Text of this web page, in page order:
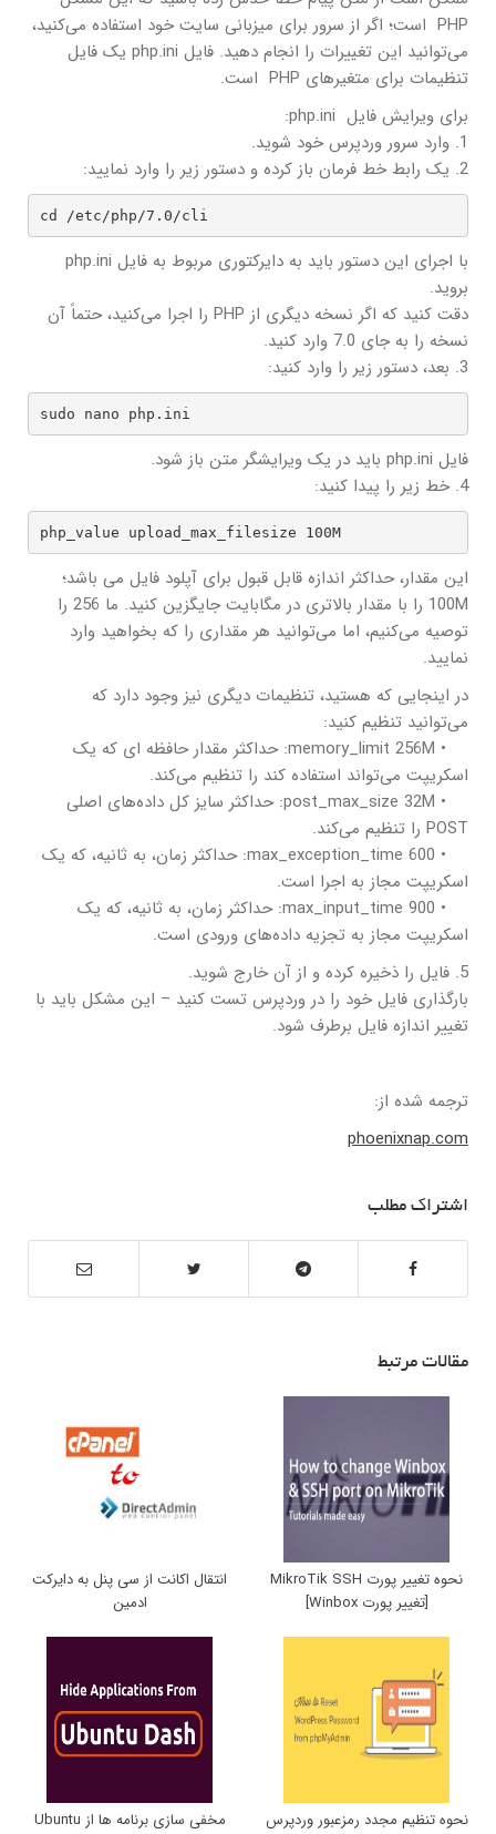
PHP است؛ اگر از سرور برای میزبانی سایت خود استفاده می‌کنید،
می‌توانید این تغییرات را انجام دهید. فایل php.ini یک فایل
تنظیمات برای متغیرهای PHP است.
برای ویرایش فایل php.ini:
1. وارد سرور وردپرس خود شوید.
2. یک رابط خط فرمان باز کرده و دستور زیر را وارد نمایید:
cd /etc/php/7.0/cli
با اجرای این دستور باید به دایرکتوری مربوط به فایل php.ini
بروید.
دقت کنید که اگر نسخه دیگری از PHP را اجرا می‌کنید، حتماً آن
نسخه را به جای 7.0 وارد کنید.
3. بعد، دستور زیر را وارد کنید:
sudo nano php.ini
فایل php.ini باید در یک ویرایشگر متن باز شود.
4. خط زیر را پیدا کنید:
php_value upload_max_filesize 100M
این مقدار، حداکثر اندازه قابل قبول برای آپلود فایل می باشد؛
100M را با مقدار بالاتری در مگابایت جایگزین کنید. ما 256 را
توصیه می‌کنیم، اما می‌توانید هر مقداری را که بخواهید وارد
نمایید.
در اینجایی که هستید، تنظیمات دیگری نیز وجود دارد که
می‌توانید تنظیم کنید:
• memory_limit 256M: حداکثر مقدار حافظه ای که یک
اسکریپت می‌تواند استفاده کند را تنظیم می‌کند.
• post_max_size 32M: حداکثر سایز کل داده‌های اصلی
POST را تنظیم می‌کند.
• max_exception_time 600: حداکثر زمان، به ثانیه، که یک
اسکریپت مجاز به اجرا است.
• max_input_time 900: حداکثر زمان، به ثانیه، که یک
اسکریپت مجاز به تجزیه داده‌های ورودی است.
5. فایل را ذخیره کرده و از آن خارج شوید.
بارگذاری فایل خود را در وردپرس تست کنید – این مشکل باید با
تغییر اندازه فایل برطرف شود.
ترجمه شده از:
phoenixnap.com
اشتراک مطلب
مقالات مرتبط
نحوه تغییر پورت MikroTik SSH
[تغییر پورت Winbox]
انتقال اکانت از سی پنل به دایرکت
ادمین
نحوه تنظیم مجدد رمزعبور وردپرس
مخفی سازی برنامه ها از Ubuntu